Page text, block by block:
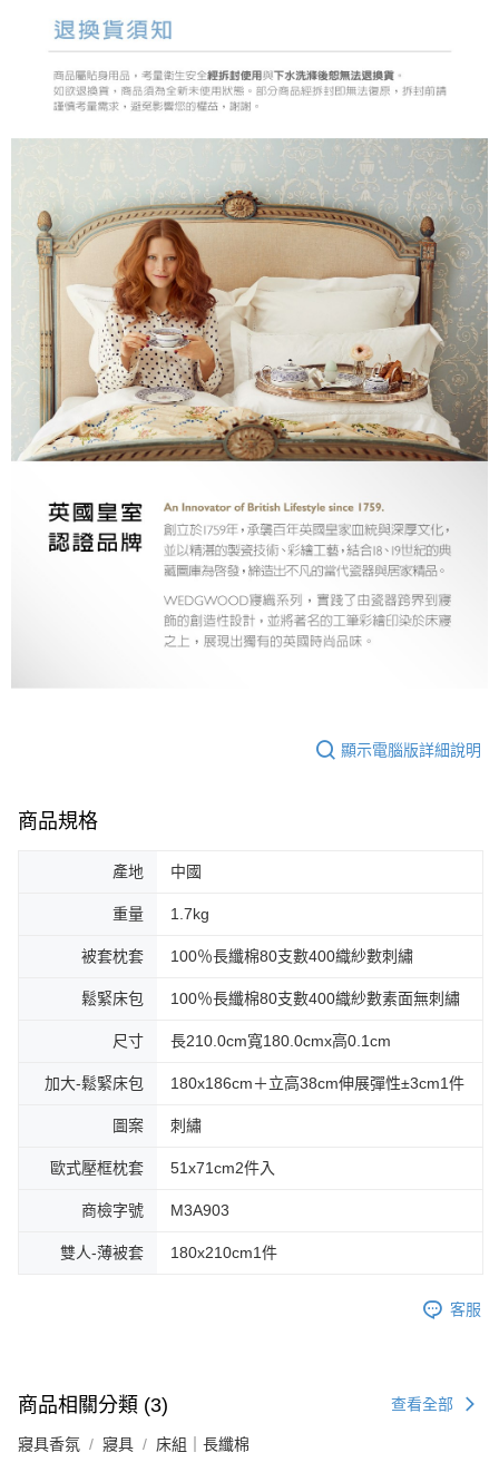
顯示電腦版詳細說明
商品規格
產地 中國
重量 1.7kg
被套枕套 100％長纖棉80支數400織紗數刺繡
鬆緊床包 100％長纖棉80支數400織紗數素面無刺繡
尺寸 長210.0cm寬180.0cmx高0.1cm
加大-鬆緊床包 180x186cm＋立高38cm伸展彈性±3cm1件
圖案 刺繡
歐式壓框枕套 51x71cm2件入
商檢字號 M3A903
雙人-薄被套 180x210cm1件
客服
商品相關分類 (3) 查看全部
寢具香氛 寢具 床組｜長纖棉